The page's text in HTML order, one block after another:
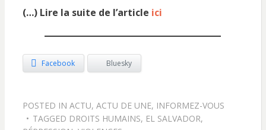
(…) Lire la suite de l’article ici
Facebook Bluesky
POSTED IN ACTU, ACTU DE UNE, INFORMEZ-VOUS
TAGGED DROITS HUMAINS, EL SALVADOR,